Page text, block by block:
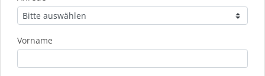
Vorname